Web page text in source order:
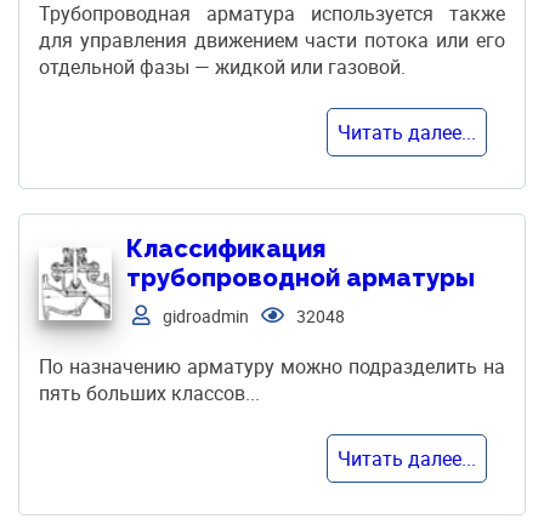
Трубопроводная арматура используется также
для управления движением части потока или его
отдельной фазы — жидкой или газовой.
Читать далее...
Классификация
трубопроводной арматуры
gidroadmin 32048
По назначению арматуру можно подразделить на
пять больших классов...
Читать далее...